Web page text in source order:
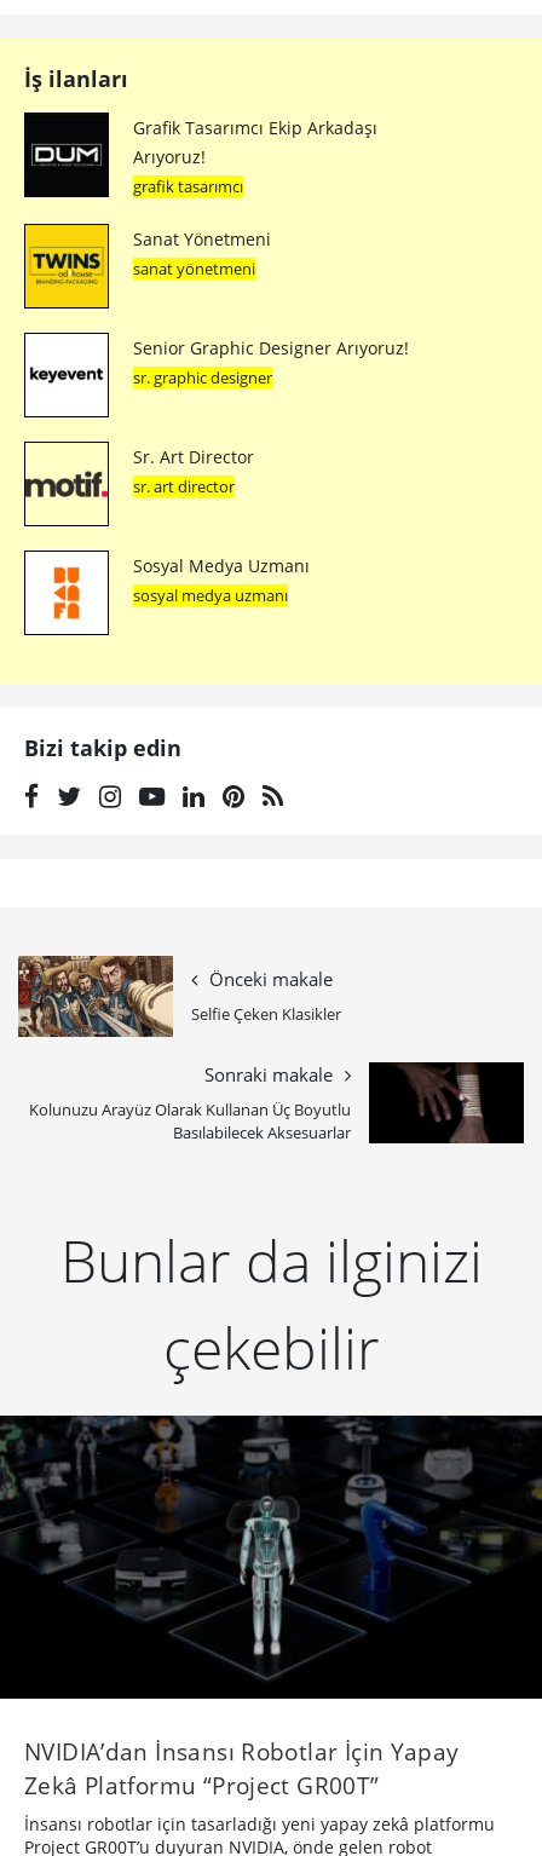
İş ilanları
Grafik Tasarımcı Ekip Arkadaşı
Arıyoruz!
grafik tasarımcı
Sanat Yönetmeni
sanat yönetmeni
Senior Graphic Designer Arıyoruz!
sr. graphic designer
Sr. Art Director
sr. art director
Sosyal Medya Uzmanı
sosyal medya uzmanı
Bizi takip edin
Önceki makale
​Selfie Çeken Klasikler
Sonraki makale
Kolunuzu Arayüz Olarak Kullanan Üç Boyutlu
Basılabilecek Aksesuarlar
Bunlar da ilginizi
çekebilir
NVIDIA’dan İnsansı Robotlar İçin Yapay
Zekâ Platformu “Project GR00T”
İnsansı robotlar için tasarladığı yeni yapay zekâ platformu
Project GR00T’u duyuran NVIDIA, önde gelen robot